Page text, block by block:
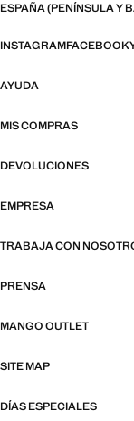
ESPAÑA (PENÍNSULA Y
INSTAGRAMFACEBOOK
AYUDA
MIS COMPRAS
DEVOLUCIONES
EMPRESA
TRABAJA CON
PRENSA
MANGO OUTLET
SITE MAP
DÍAS ESPECIALES